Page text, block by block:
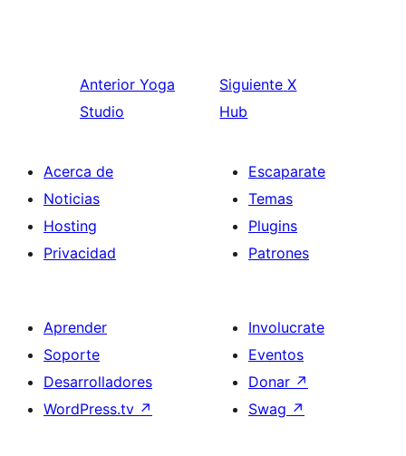
Anterior Yoga
Studio
Siguiente X
Hub
Acerca de
Noticias
Hosting
Privacidad
Escaparate
Temas
Plugins
Patrones
Aprender
Soporte
Desarrolladores
WordPress.tv ↗
Involucrate
Eventos
Donar ↗
Swag ↗